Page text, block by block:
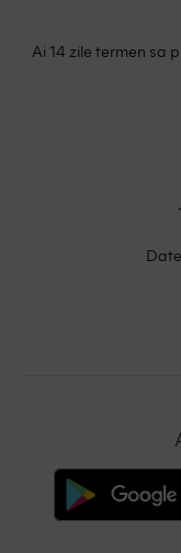
Ai 14 zile termen sa